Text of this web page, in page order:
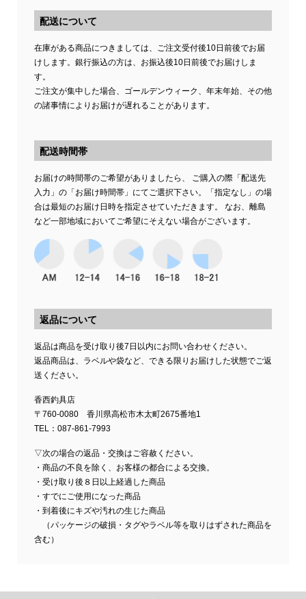
配送について
在庫がある商品につきましては、ご注文受付後10日前後でお届
けします。銀行振込の方は、お振込後10日前後でお届けしま
す。
ご注文が集中した場合、ゴールデンウィーク、年末年始、その他
の諸事情によりお届けが遅れることがあります。
配送時間帯
お届けの時間帯のご希望がありましたら、 ご購入の際「配送先
入力」の「お届け時間帯」にてご選択下さい。「指定なし」の場
合は最短のお届け日時を指定させていただきます。 なお、離島
など一部地域においてご希望にそえない場合がございます。
返品について
返品は商品を受け取り後7日以内にお問い合わせください。
返品商品は、ラベルや袋など、できる限りお届けした状態でご返
送ください。
香西釣具店
〒760-0080 香川県高松市木太町2675番地1
TEL：087-861-7993
▽次の場合の返品・交換はご容赦ください。
・商品の不良を除く、お客様の都合による交換。
・受け取り後８日以上経過した商品
・すでにご使用になった商品
・到着後にキズや汚れの生じた商品
（パッケージの破損・タグやラベル等を取りはずされた商品を
含む）